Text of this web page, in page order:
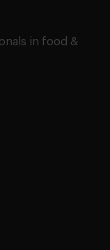
in food &